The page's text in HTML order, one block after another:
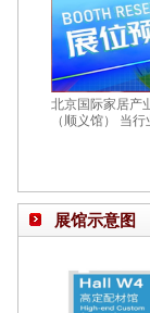
北京国际家居产
（顺义馆） 当
选择回归商业
商现场对接 数
们始终坚信 真
展位成为
展馆示意图